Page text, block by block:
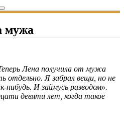
мужа
Лена получила от мужа
отдельно. Я забрал вещи, но не
нибудь. И займусь разводом».
девяти лет, когда такое